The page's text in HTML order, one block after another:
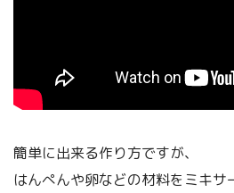
簡単に出来る作り方ですが、
はんぺんや卵などの材料をミキサ